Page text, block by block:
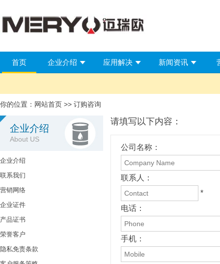
首页 企业介绍 应用解决 新闻资讯
你的位置： 网站首页 >> 订购咨询
企业介绍
About US
企业介绍
联系我们
营销网络
企业证件
产品证书
荣誉客户
隐私免责条款
请填写以下内容：
公司名称：
联系人：
*
电话：
手机：